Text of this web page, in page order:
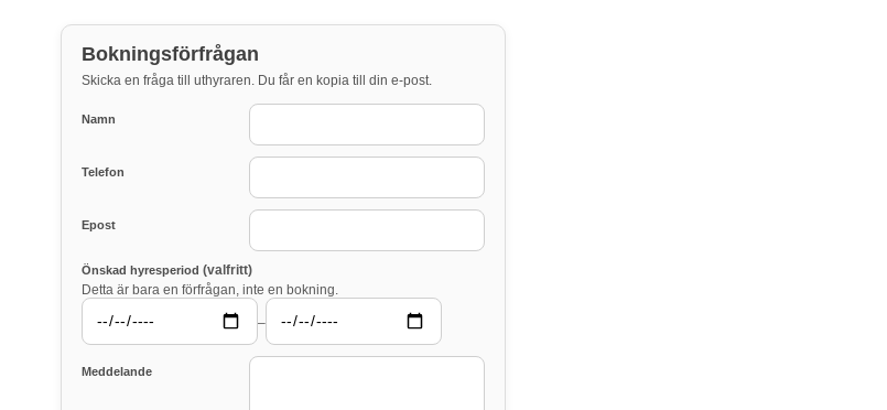
Bokningsförfrågan
Skicka en fråga till uthyraren. Du får en kopia till din e-post.
Namn
Telefon
Epost
Önskad hyresperiod (valfritt)
Detta är bara en förfrågan, inte en bokning.
–
Meddelande